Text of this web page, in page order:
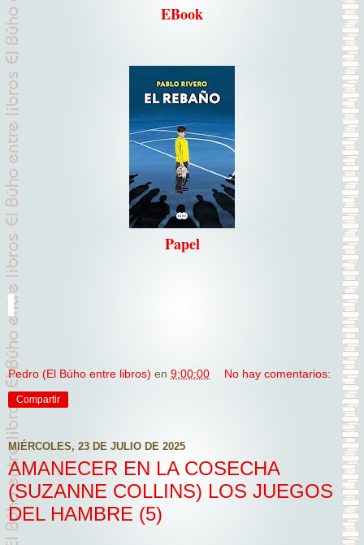
EBook
Papel
Pedro (El Búho entre libros) en 9:00:00 No hay comentarios:
Compartir
MIÉRCOLES, 23 DE JULIO DE 2025
AMANECER EN LA COSECHA
(SUZANNE COLLINS) LOS JUEGOS
DEL HAMBRE (5)